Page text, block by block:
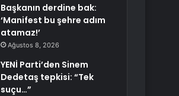
Başkanın derdine bak:
‘Manifest bu şehre adım
atamaz!’
Ağustos 8, 2026
YENİ Parti’den Sinem
Dedetaş tepkisi: “Tek
suçu…”